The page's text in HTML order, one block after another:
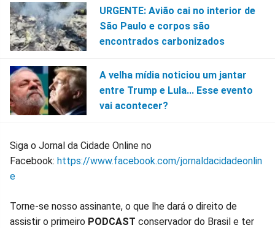
URGENTE: Avião cai no interior de
São Paulo e corpos são
encontrados carbonizados
A velha mídia noticiou um jantar
entre Trump e Lula... Esse evento
vai acontecer?
Siga o Jornal da Cidade Online no
Facebook: https://www.facebook.com/jornaldacidadeonlin
e
Torne-se nosso assinante, o que lhe dará o direito de
assistir o primeiro PODCAST conservador do Brasil e ter